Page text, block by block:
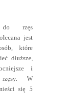
do rzęs
jest
które
dłuższe,
i
rzęsy. W
się 5